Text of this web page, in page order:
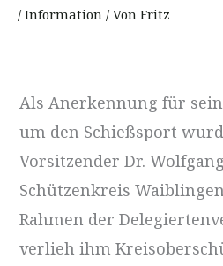
/ Information / Von Fritz
Als Anerkennung für
um den Schießsport
Vorsitzender Dr.
Schützenkreis
Rahmen der
verlieh ihm